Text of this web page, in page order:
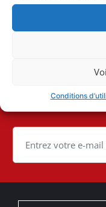
Conditions
Offres
ID
Cookie
Vous ne